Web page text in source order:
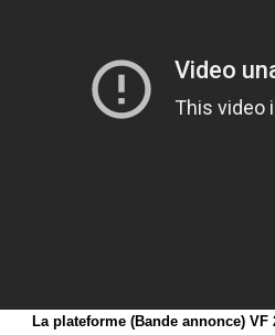
La plateforme (Bande annonce) VF